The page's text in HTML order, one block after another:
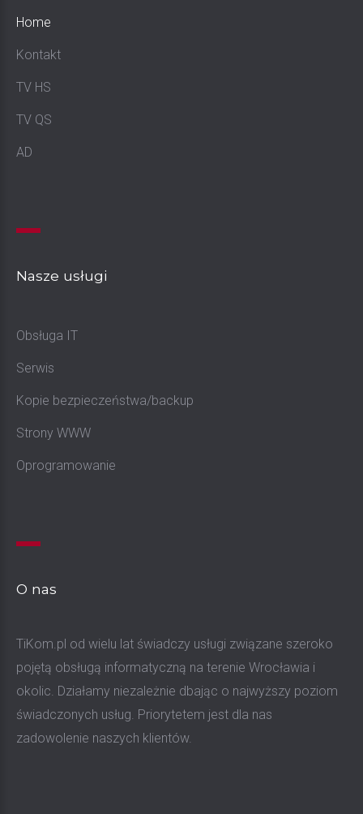
Home
Kontakt
TV HS
TV QS
AD
Nasze usługi
Obsługa IT
Serwis
Kopie bezpieczeństwa/backup
Strony WWW
Oprogramowanie
O nas
TiKom.pl od wielu lat świadczy usługi związane szeroko
pojętą obsługą informatyczną na terenie Wrocławia i
okolic. Działamy niezależnie dbając o najwyższy poziom
świadczonych usług. Priorytetem jest dla nas
zadowolenie naszych klientów.